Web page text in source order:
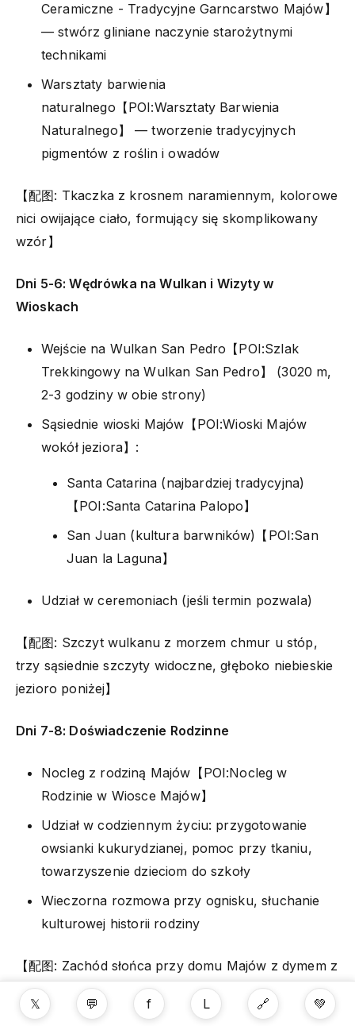
Ceramiczne - Tradycyjne Garncarstwo Majów】
— stwórz gliniane naczynie starożytnymi
technikami
Warsztaty barwienia
naturalnego【POI:Warsztaty Barwienia
Naturalnego】 — tworzenie tradycyjnych
pigmentów z roślin i owadów
【配图: Tkaczka z krosnem naramiennym, kolorowe
nici owijające ciało, formujący się skomplikowany
wzór】
Dni 5-6: Wędrówka na Wulkan i Wizyty w
Wioskach
Wejście na Wulkan San Pedro【POI:Szlak
Trekkingowy na Wulkan San Pedro】 (3020 m,
2-3 godziny w obie strony)
Sąsiednie wioski Majów【POI:Wioski Majów
wokół jeziora】:
Santa Catarina (najbardziej tradycyjna)
【POI:Santa Catarina Palopo】
San Juan (kultura barwników)【POI:San
Juan la Laguna】
Udział w ceremoniach (jeśli termin pozwala)
【配图: Szczyt wulkanu z morzem chmur u stóp,
trzy sąsiednie szczyty widoczne, głęboko niebieskie
jezioro poniżej】
Dni 7-8: Doświadczenie Rodzinne
Nocleg z rodziną Majów【POI:Nocleg w
Rodzinie w Wiosce Majów】
Udział w codziennym życiu: przygotowanie
owsianki kukurydzianej, pomoc przy tkaniu,
towarzyszenie dzieciom do szkoły
Wieczorna rozmowa przy ognisku, słuchanie
kulturowej historii rodziny
【配图: Zachód słońca przy domu Majów z dymem z
drewna, kobieta gotująca, dzieci bawiące się na
podwórku】
𝕏 💬 f L 🔗 💚